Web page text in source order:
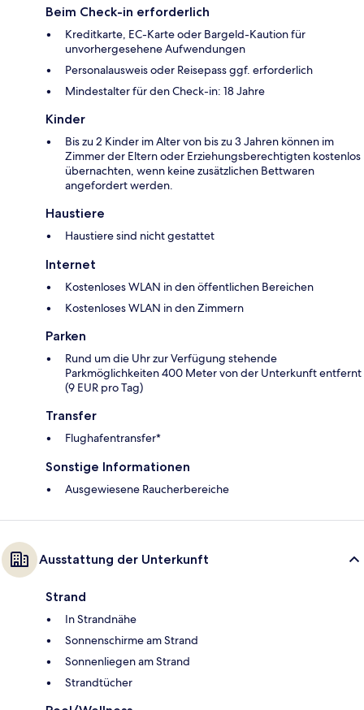
Beim Check-in erforderlich
Kreditkarte, EC-Karte oder Bargeld-Kaution für
unvorhergesehene Aufwendungen
Personalausweis oder Reisepass ggf. erforderlich
Mindestalter für den Check-in: 18 Jahre
Kinder
Bis zu 2 Kinder im Alter von bis zu 3 Jahren können im
Zimmer der Eltern oder Erziehungsberechtigten kostenlos
übernachten, wenn keine zusätzlichen Bettwaren
angefordert werden.
Haustiere
Haustiere sind nicht gestattet
Internet
Kostenloses WLAN in den öffentlichen Bereichen
Kostenloses WLAN in den Zimmern
Parken
Rund um die Uhr zur Verfügung stehende
Parkmöglichkeiten 400 Meter von der Unterkunft entfernt
(9 EUR pro Tag)
Transfer
Flughafentransfer*
Sonstige Informationen
Ausgewiesene Raucherbereiche
Ausstattung der Unterkunft
Strand
In Strandnähe
Sonnenschirme am Strand
Sonnenliegen am Strand
Strandtücher